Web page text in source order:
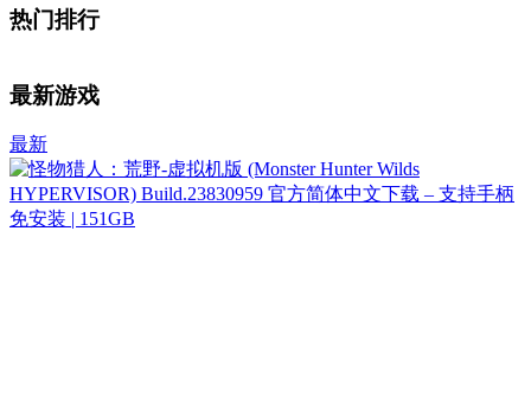
热门排行
最新游戏
最新